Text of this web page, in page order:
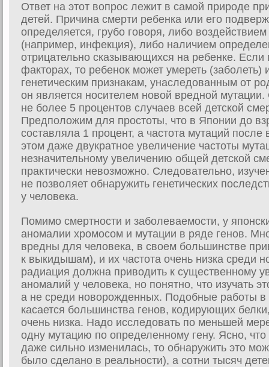
Ответ на этот вопрос лежит в самой природе
детей. Причина смерти ребенка или его
определяется, грубо говоря, либо
(например, инфекция), либо наличием
отрицательно сказывающихся на ребенке. Если
факторах, то ребенок может умереть
генетическим признакам, унаследованным от
он является носителем новой вредной
не более 5 процентов случаев всей детской
Предположим для простоты, что в Японии до
составляла 1 процент, а частота мутаций
этом даже двукратное увеличение частоты
незначительному увеличению общей детской
практически невозможно. Следовательно,
не позволяет обнаружить генетических
у человека.
Помимо смертности и заболеваемости, у
аномалии хромосом и мутации в ряде генов.
вредны для человека, в своем большинстве
к выкидышам), и их частота очень низка среди
радиация должна приводить к существенному
аномалий у человека, но понятно, что изучать
а не среди новорожденных. Подобные работы
касается большинства генов, кодирующих
очень низка. Надо исследовать по меньшей
одну мутацию по определенному гену. Ясно,
даже сильно изменилась, то обнаружить это
было сделано в реальности), а сотни тысяч